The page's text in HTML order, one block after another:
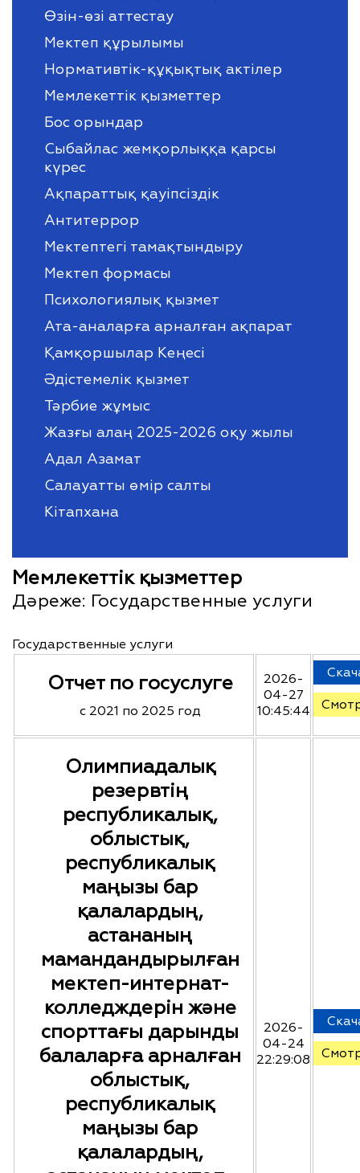
Өзін-өзі аттестау
Мектеп құрылымы
Нормативтік-құқықтық актілер
Мемлекеттік қызметтер
Бос орындар
Сыбайлас жемқорлыққа қарсы
күрес
Ақпараттық қауіпсіздік
Антитеррор
Мектептегі тамақтындыру
Мектеп формасы
Психологиялық қызмет
Ата-аналарға арналған ақпарат
Қамқоршылар Кеңесі
Әдістемелік қызмет
Тәрбие жұмыс
Жазғы алаң 2025-2026 оқу жылы
Адал Азамат
Салауатты өмір салты
Кітапхана
Мемлекеттік қызметтер
Дәреже: Государственные услуги
Государственные услуги
Отчет по госуслуге
с 2021 по 2025 год
2026-
04-27
10:45:44
Олимпиадалық
резервтің
республикалық,
облыстық,
республикалық
маңызы бар
қалалардың,
астананың
мамандандырылған
мектеп-интернат-
колледждерін және
спорттағы дарынды
балаларға арналған
облыстық,
республикалық
маңызы бар
қалалардың,
2026-
04-24
22:29:08